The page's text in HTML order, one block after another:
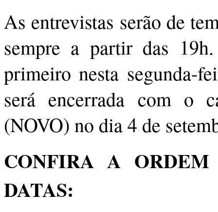
As entrevistas serão de
sempre a partir das
primeiro nesta segunda-
será encerrada com o
(NOVO) no dia 4 de
CONFIRA A
DATAS: